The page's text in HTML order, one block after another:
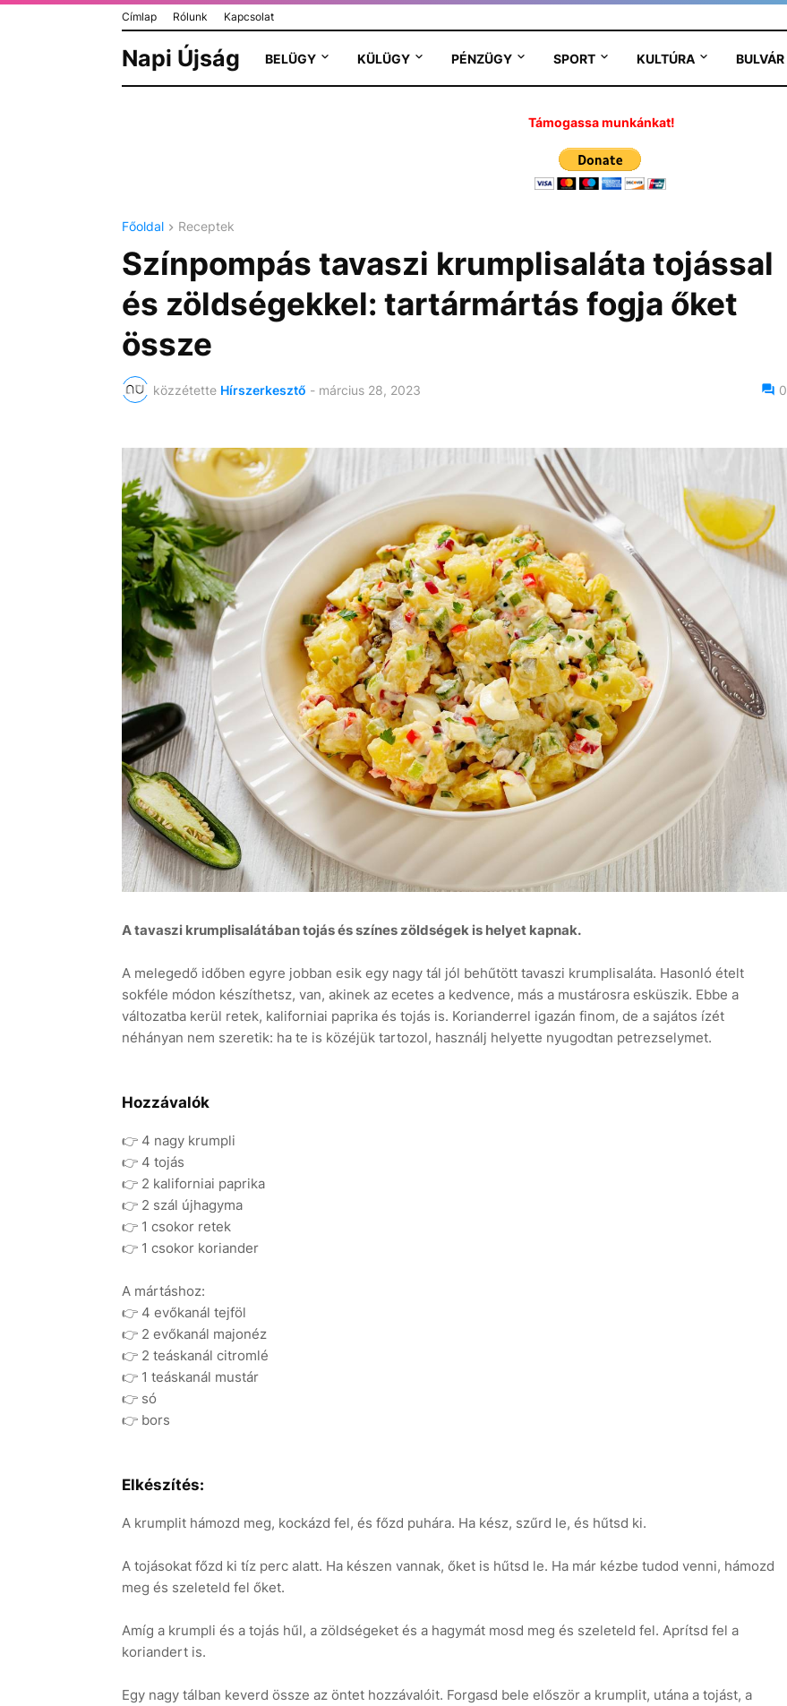
Címlap Rólunk Kapcsolat
Napi Újság BELÜGY KÜLÜGY PÉNZÜGY SPORT KULTÚRA BULVÁR
Támogassa munkánkat!
Főoldal Receptek
Színpompás tavaszi krumplisaláta tojással
és zöldségekkel: tartármártás fogja őket
össze
közzétette Hírszerkesztő - március 28, 2023 0
A tavaszi krumplisalátában tojás és színes zöldségek is helyet kapnak.
A melegedő időben egyre jobban esik egy nagy tál jól behűtött tavaszi krumplisaláta. Hasonló ételt
sokféle módon készíthetsz, van, akinek az ecetes a kedvence, más a mustárosra esküszik. Ebbe a
változatba kerül retek, kaliforniai paprika és tojás is. Korianderrel igazán finom, de a sajátos ízét
néhányan nem szeretik: ha te is közéjük tartozol, használj helyette nyugodtan petrezselymet.
Hozzávalók
👉 4 nagy krumpli
👉 4 tojás
👉 2 kaliforniai paprika
👉 2 szál újhagyma
👉 1 csokor retek
👉 1 csokor koriander
A mártáshoz:
👉 4 evőkanál tejföl
👉 2 evőkanál majonéz
👉 2 teáskanál citromlé
👉 1 teáskanál mustár
👉 só
👉 bors
Elkészítés:
A krumplit hámozd meg, kockázd fel, és főzd puhára. Ha kész, szűrd le, és hűtsd ki.
A tojásokat főzd ki tíz perc alatt. Ha készen vannak, őket is hűtsd le. Ha már kézbe tudod venni, hámozd
meg és szeleteld fel őket.
Amíg a krumpli és a tojás hűl, a zöldségeket és a hagymát mosd meg és szeleteld fel. Aprítsd fel a
koriandert is.
Egy nagy tálban keverd össze az öntet hozzávalóit. Forgasd bele először a krumplit, utána a tojást, a